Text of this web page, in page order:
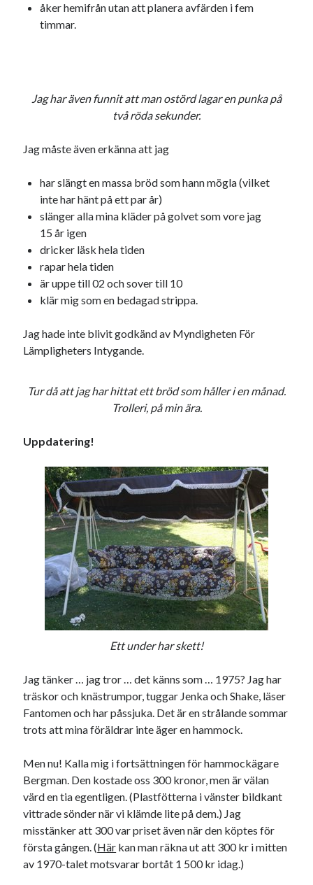
Dessa har något gemensamt
Dessa har något helt annat gemensamt
Fula biblioteksböcker
Egna länkar
Bokstävlar & AI – mitt levebröd. Gå en kurs!
Den stora bloggläsarvärvsveckan
Godisbrödet från himlen
Köttfärslimpan på allas läppar
Länkskolan
Vad ska du laga för mat idag? (Recept!)
Flöde för kommentarer
Pejpalla!
Swish: 070-8885542
åker hemifrån utan att planera avfärden i fem
timmar.
Jag har även funnit att man ostörd lagar en punka på
två röda sekunder.
Jag måste även erkänna att jag
har slängt en massa bröd som hann mögla (vilket
inte har hänt på ett par år)
slänger alla mina kläder på golvet som vore jag
15 år igen
dricker läsk hela tiden
rapar hela tiden
är uppe till 02 och sover till 10
klär mig som en bedagad strippa.
Jag hade inte blivit godkänd av Myndigheten För
Lämpligheters Intygande.
Tur då att jag har hittat ett bröd som håller i en månad.
Trolleri, på min ära.
Uppdatering!
Ett under har skett!
Jag tänker … jag tror … det känns som … 1975? Jag har
träskor och knästrumpor, tuggar Jenka och Shake, läser
Fantomen och har påssjuka. Det är en strålande sommar
trots att mina föräldrar inte äger en hammock.
Men nu! Kalla mig i fortsättningen för hammockägare
Bergman. Den kostade oss 300 kronor, men är välan
värd en tia egentligen. (Plastfötterna i vänster bildkant
vittrade sönder när vi klämde lite på dem.) Jag
misstänker att 300 var priset även när den köptes för
första gången. (Här kan man räkna ut att 300 kr i mitten
av 1970-talet motsvarar bortåt 1 500 kr idag.)